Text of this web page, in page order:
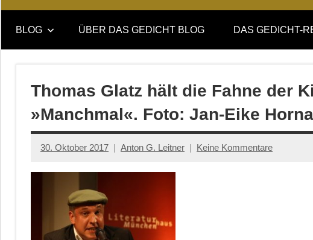
DAS
GEDICHT
blog
DAS
GEDICHT.
Zeitschrift
BLOG ÜBER DAS GEDICHT BLOG DAS GEDICHT-
Thomas Glatz hält die Fahne der
»Manchmal«. Foto: Jan-Eike
30. Oktober 2017 Anton G. Leitner Keine Kommentare